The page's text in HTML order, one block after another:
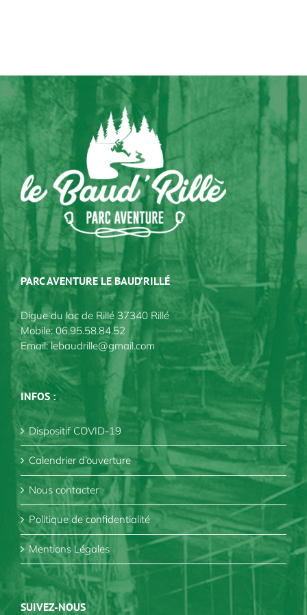
PARC AVENTURE LE BAUD’RILLÉ
Digue du lac de Rillé 37340 Rillé
Mobile:06.95.58.84.52
Email:lebaudrille@gmail.com
INFOS :
Dispositif COVID-19
Calendrier d’ouverture
Nous contacter
Politique de confidentialité
Mentions Légales
SUIVEZ-NOUS